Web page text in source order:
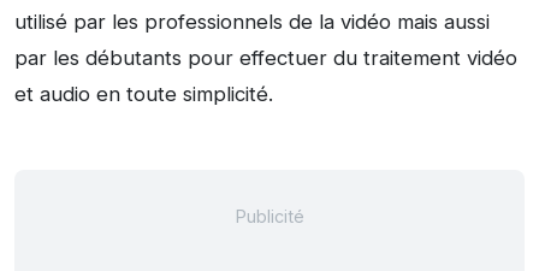
utilisé par les professionnels de la vidéo mais aussi
par les débutants pour effectuer du traitement vidéo
et audio en toute simplicité.